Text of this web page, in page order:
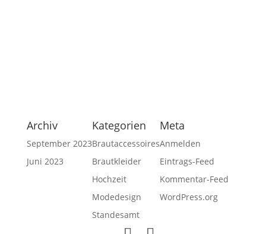
Archiv
September 2023
Juni 2023
Kategorien
Brautaccessoires
Brautkleider
Hochzeit
Modedesign
Standesamt
Meta
Anmelden
Eintrags-Feed
Kommentar-Feed
WordPress.org